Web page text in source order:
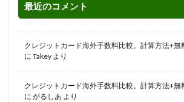
最近のコメント
クレジットカード海外手数料比較。計算方法+無
に Takey より
クレジットカード海外手数料比較。計算方法+無
に がるしあ より